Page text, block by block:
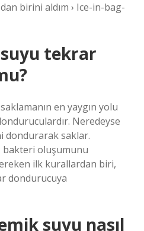
birini aldım › Ice-in-bag-
tekrar
en yaygın yolu
Neredeyse
dondurarak saklar.
bakteri oluşumunu
ilk kurallardan biri,
dondurucuya
suyu nasıl